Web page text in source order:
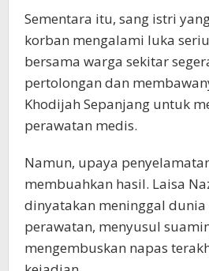
Sementara itu, sang istri
korban mengalami luka
bersama warga sekitar
pertolongan dan
Khodijah Sepanjang untuk
perawatan medis.
Namun, upaya
membuahkan hasil. Laisa
dinyatakan meninggal
perawatan, menyusul
mengembuskan napas